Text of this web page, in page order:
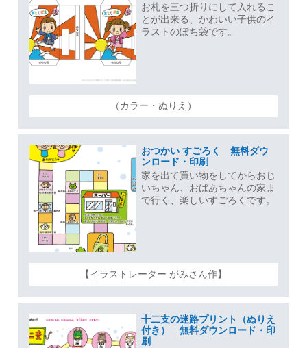
お札を三つ折りにして入れるこ
とが出来る、かわいい子供のイ
ラストのぽち袋です。
（カラー・ぬりえ）
おつかい すごろく 無料ダウ
ンロード・印刷
家を出て買い物をしてからおじ
いちゃん、おばあちゃんの家ま
で行く、楽しいすごろくです。
【イラストレーター がみさん作】
十二支の迷路プリント（ぬりえ
付き） 無料ダウンロード・印
刷